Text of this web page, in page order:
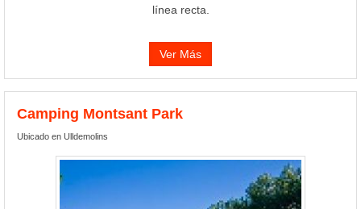
línea recta.
Ver Más
Camping Montsant Park
Ubicado en Ulldemolins